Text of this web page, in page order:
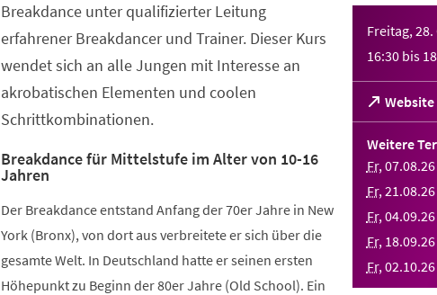
Freitag,
16:30 bis
Website
(Öffnet
in
einem
Tab)
Weitere
Fr,07.08.26
Fr,21.08.26
Fr,04.09.26
Fr, 18.09.26
Fr,02.10.26
Breakdance unter qualifizierter Leitung
erfahrener Breakdancer und Trainer. Dieser Kurs
wendet sich an alle Jungen mit Interesse an
akrobatischen Elementen und coolen
Schrittkombinationen.
Breakdance für Mittelstufe im Alter von 10-16
Jahren
Der Breakdance entstand Anfang der 70er Jahre in New
York (Bronx), von dort aus verbreitete er sich über die
gesamte Welt. In Deutschland hatte er seinen ersten
Höhepunkt zu Beginn der 80er Jahre (Old School). Ein